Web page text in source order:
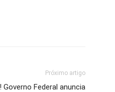
Próximo artigo
Federal anuncia